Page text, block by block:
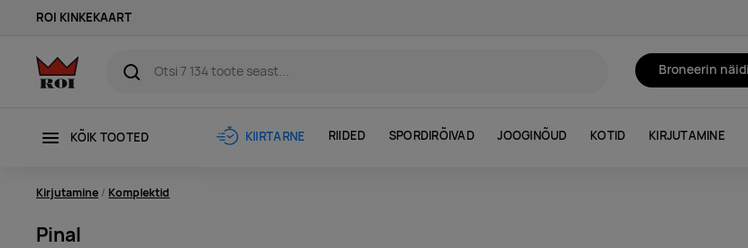
ROI KINKEKAART
Broneerin
KÕIK TOOTED KIIRTARNE RIIDED SPORDIRÕIVAD JOOGINÕUD KOTID KIRJUTAMINE
Kirjutamine Komplektid
Pinal